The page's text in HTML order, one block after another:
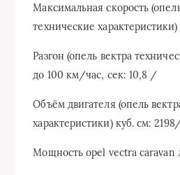
Максимальная скорость
технические
Разгон (опель вектра
до 100 км/час, сек: 10,8 /
Объём двигателя (опель
характеристики) куб. см: 2198/
Мощность opel vectra caravan